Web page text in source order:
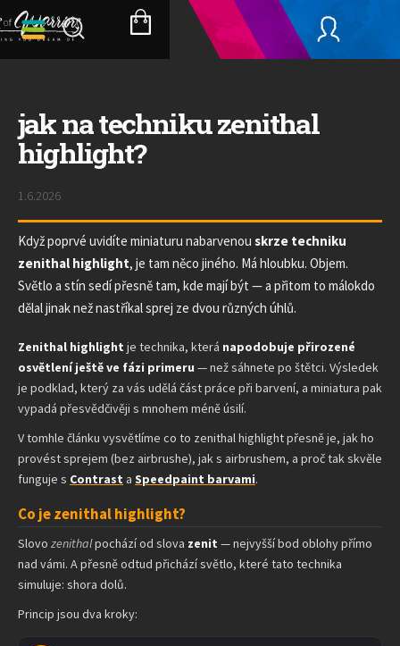
Přejít
na
obsah
NÁKUPNÍ
KOŠÍK
jak na techniku zenithal
highlight?
1.6.2026
Když poprvé uvidíte miniaturu nabarvenou skrze techniku
zenithal highlight, je tam něco jiného. Má hloubku. Objem.
Světlo a stín sedí přesně tam, kde mají být — a přitom to málokdo
dělal jinak než nastříkal sprej ze dvou různých úhlů.
Zenithal highlight je technika, která napodobuje přirozené
osvětlení ještě ve fázi primeru — než sáhnete po štětci. Výsledek
je podklad, který za vás udělá část práce při barvení, a miniatura pak
vypadá přesvědčivěji s mnohem méně úsilí.
V tomhle článku vysvětlíme co to zenithal highlight přesně je, jak ho
provést sprejem (bez airbrushe), jak s airbrushem, a proč tak skvěle
funguje s Contrast a Speedpaint barvami.
Co je zenithal highlight?
Slovo zenithalpochází od slova zenit — nejvyšší bod oblohy přímo
nad vámi. A přesně odtud přichází světlo, které tato technika
simuluje: shora dolů.
Princip jsou dva kroky: